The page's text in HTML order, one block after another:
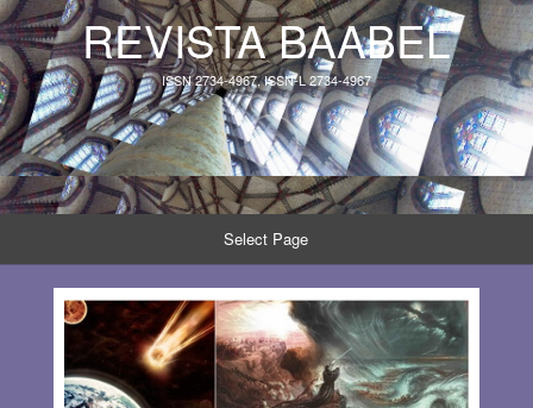
REVISTA BAABEL
ISSN 2734-4967, ISSN-L 2734-4967
Select Page